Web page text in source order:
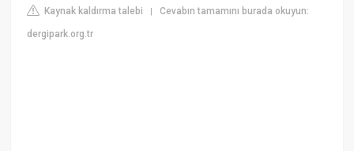
Kaynak kaldırma talebi |Cevabın tamamını burada okuyun:
dergipark.org.tr